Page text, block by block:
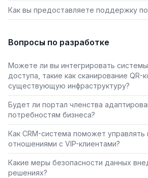
Как вы предоставляете поддержку
Вопросы по разработке
Можете ли вы интегрировать
доступа, такие как сканирование QR-
существующую инфраструктуру?
Будет ли портал членства
потребностям бизнеса?
Как CRM-система поможет управлять
отношениями с VIP-клиентами?
Какие меры безопасности данных
решениях?